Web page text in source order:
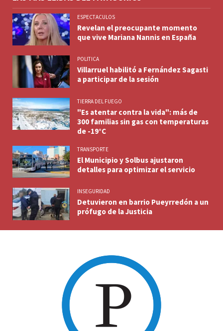
ESPECTACULOS
Revelan el preocupante momento
que vive Mariana Nannis en España
POLITICA
Villarruel habilitó a Fernández Sagasti
a participar de la sesión
TIERRA DEL FUEGO
"Es atentar contra la vida": más de
300 familias sin gas con temperaturas
de -19°C
TRANSPORTE
El Municipio y Solbus ajustaron
detalles para optimizar el servicio
INSEGURIDAD
Detuvieron en barrio Pueyrredón a un
prófugo de la Justicia